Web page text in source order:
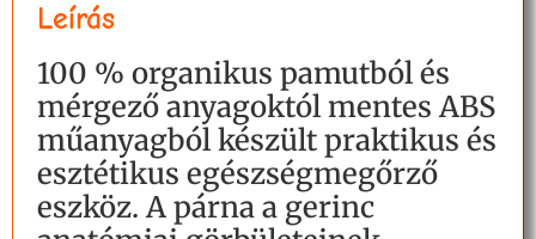
Leírás
100 % organikus pamutból és
mérgező anyagoktól mentes ABS
műanyagból készült praktikus és
esztétikus egészségmegőrző
eszköz. A párna a gerinc